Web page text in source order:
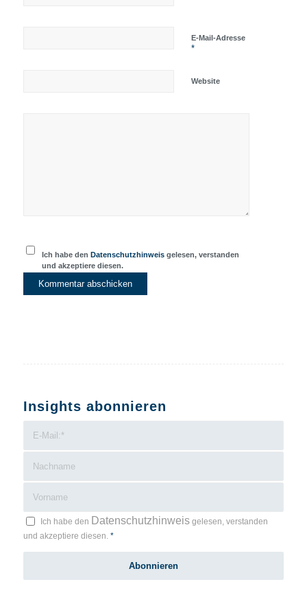
E-Mail-Adresse
*
Website
Ich habe denDatenschutzhinweis gelesen, verstanden
und akzeptiere diesen.
Insights abonnieren
Ich habe den Datenschutzhinweisgelesen, verstanden
und akzeptiere diesen. *